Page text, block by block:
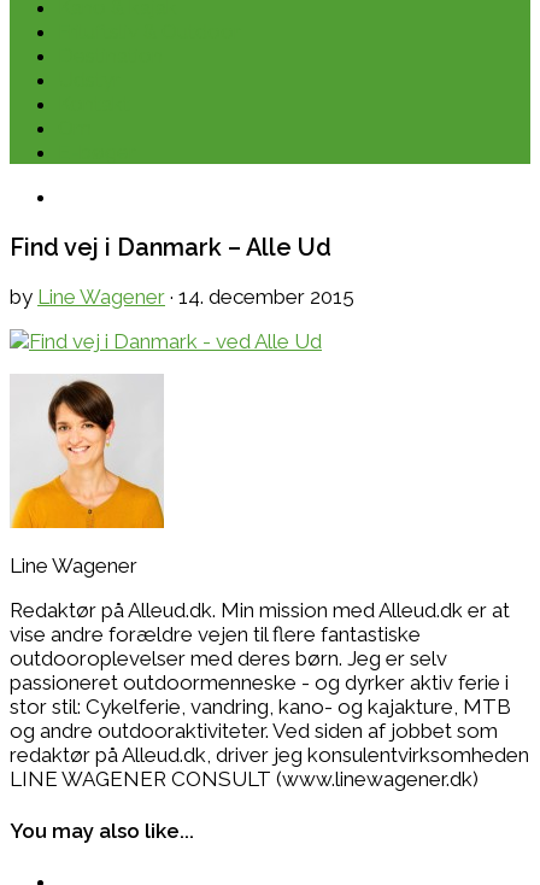
Find vej i Danmark – Alle Ud
by Line Wagener · 14. december 2015
Line Wagener
Redaktør på Alleud.dk. Min mission med Alleud.dk er at
vise andre forældre vejen til flere fantastiske
outdooroplevelser med deres børn. Jeg er selv
passioneret outdoormenneske - og dyrker aktiv ferie i
stor stil: Cykelferie, vandring, kano- og kajakture, MTB
og andre outdooraktiviteter. Ved siden af jobbet som
redaktør på Alleud.dk, driver jeg konsulentvirksomheden
LINE WAGENER CONSULT (www.linewagener.dk)
You may also like...